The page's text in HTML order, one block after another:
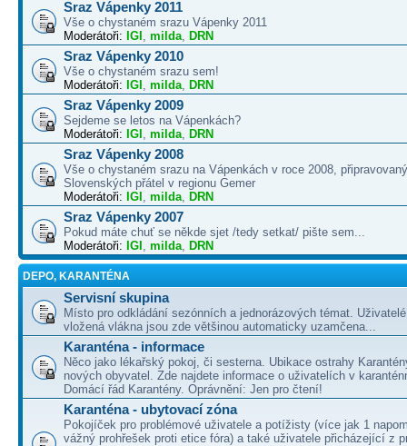
Sraz Vápenky 2011
Vše o chystaném srazu Vápenky 2011
Moderátoři: IGI , milda, DRN
Sraz Vápenky 2010
Vše o chystaném srazu sem!
Moderátoři: IGI , milda, DRN
Sraz Vápenky 2009
Sejdeme se letos na Vápenkách?
Moderátoři: IGI , milda, DRN
Sraz Vápenky 2008
Vše o chystaném srazu na Vápenkách v roce 2008,
Slovenských přátel v regionu Gemer
Moderátoři: IGI , milda, DRN
Sraz Vápenky 2007
Pokud máte chuť se někde sjet /tedy setkat/ pište sem...
Moderátoři: IGI , milda, DRN
DEPO, KARANTÉNA
Servisní skupina
Místo pro odkládání sezónních a jednorázových témat.
vložená vlákna jsou zde většinou automaticky uzamčena...
Karanténa - informace
Něco jako lékařský pokoj, či sesterna. Ubikace ostrahy
nových obyvatel. Zde najdete informace o uživatelích v
Domácí řád Karantény. Oprávnění: Jen pro čtení!
Karanténa - ubytovací zóna
Pokojíček pro problémové uživatele a potížisty (více jak 1
vážný prohřešek proti etice fóra) a také uživatele přicházející z